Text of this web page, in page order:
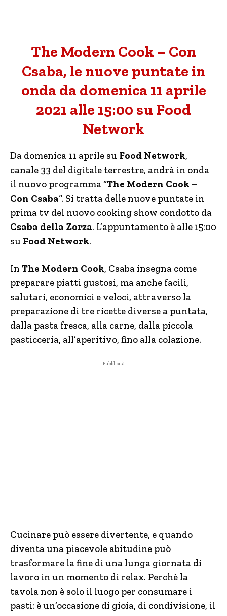
The Modern Cook – Con
Csaba, le nuove puntate in
onda da domenica 11 aprile
2021 alle 15:00 su Food
Network
Da domenica 11 aprile su Food Network,
canale 33 del digitale terrestre, andrà in onda
il nuovo programma “The Modern Cook –
Con Csaba“. Si tratta delle nuove puntate in
prima tv del nuovo cooking show condotto da
Csaba della Zorza. L’appuntamento è alle 15:00
su Food Network.
In The Modern Cook, Csaba insegna come
preparare piatti gustosi, ma anche facili,
salutari, economici e veloci, attraverso la
preparazione di tre ricette diverse a puntata,
dalla pasta fresca, alla carne, dalla piccola
pasticceria, all’aperitivo, fino alla colazione.
- Pubblicità -
Cucinare può essere divertente, e quando
diventa una piacevole abitudine può
trasformare la fine di una lunga giornata di
lavoro in un momento di relax. Perchè la
tavola non è solo il luogo per consumare i
pasti: è un’occasione di gioia, di condivisione, il